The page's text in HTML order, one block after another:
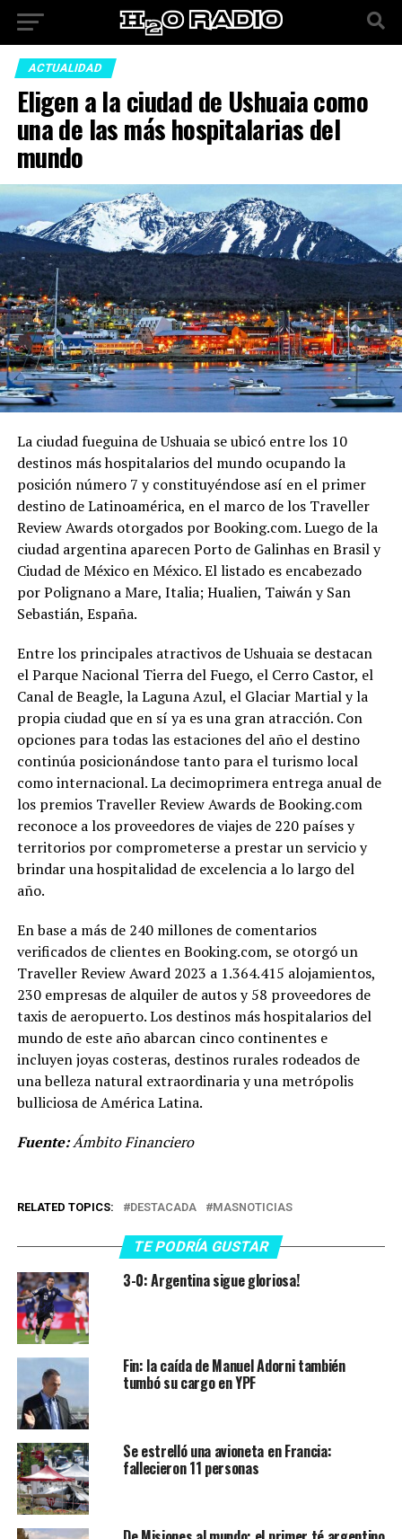
ACTUALIDAD
Eligen a la ciudad de Ushuaia como
una de las más hospitalarias del
mundo
La ciudad fueguina de Ushuaia se ubicó entre los 10
destinos más hospitalarios del mundo ocupando la
posición número 7 y constituyéndose así en el primer
destino de Latinoamérica, en el marco de los Traveller
Review Awards otorgados por Booking.com. Luego de la
ciudad argentina aparecen Porto de Galinhas en Brasil y
Ciudad de México en México. El listado es encabezado
por Polignano a Mare, Italia; Hualien, Taiwán y San
Sebastián, España.
Entre los principales atractivos de Ushuaia se destacan
el Parque Nacional Tierra del Fuego, el Cerro Castor, el
Canal de Beagle, la Laguna Azul, el Glaciar Martial y la
propia ciudad que en sí ya es una gran atracción. Con
opciones para todas las estaciones del año el destino
continúa posicionándose tanto para el turismo local
como internacional. La decimoprimera entrega anual de
los premios Traveller Review Awards de Booking.com
reconoce a los proveedores de viajes de 220 países y
territorios por comprometerse a prestar un servicio y
brindar una hospitalidad de excelencia a lo largo del
año.
En base a más de 240 millones de comentarios
verificados de clientes en Booking.com, se otorgó un
Traveller Review Award 2023 a 1.364.415 alojamientos,
230 empresas de alquiler de autos y 58 proveedores de
taxis de aeropuerto. Los destinos más hospitalarios del
mundo de este año abarcan cinco continentes e
incluyen joyas costeras, destinos rurales rodeados de
una belleza natural extraordinaria y una metrópolis
bulliciosa de América Latina.
Fuente:Ámbito Financiero
RELATED TOPICS: DESTACADA MASNOTICIAS
TE PODRÍA GUSTAR
3-0: Argentina sigue gloriosa!
Fin: la caída de Manuel Adorni también
tumbó su cargo en YPF
Se estrelló una avioneta en Francia:
fallecieron 11 personas